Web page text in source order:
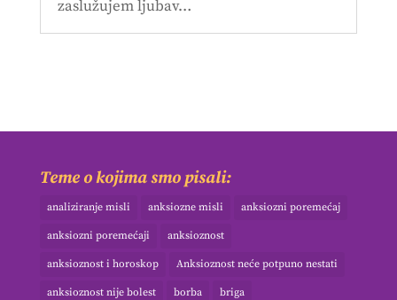
zaslužujem ljubav…
Teme o kojima smo pisali:
analiziranje misli anksiozne misli anksiozni poremećaj
anksiozni poremećaji anksioznost
anksioznost i horoskop Anksioznost neće potpuno nestati
anksioznost nije bolest borba briga